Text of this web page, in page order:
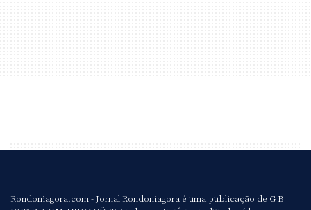
Rondoniagora.com - Jornal Rondoniagora é uma publicação de G B